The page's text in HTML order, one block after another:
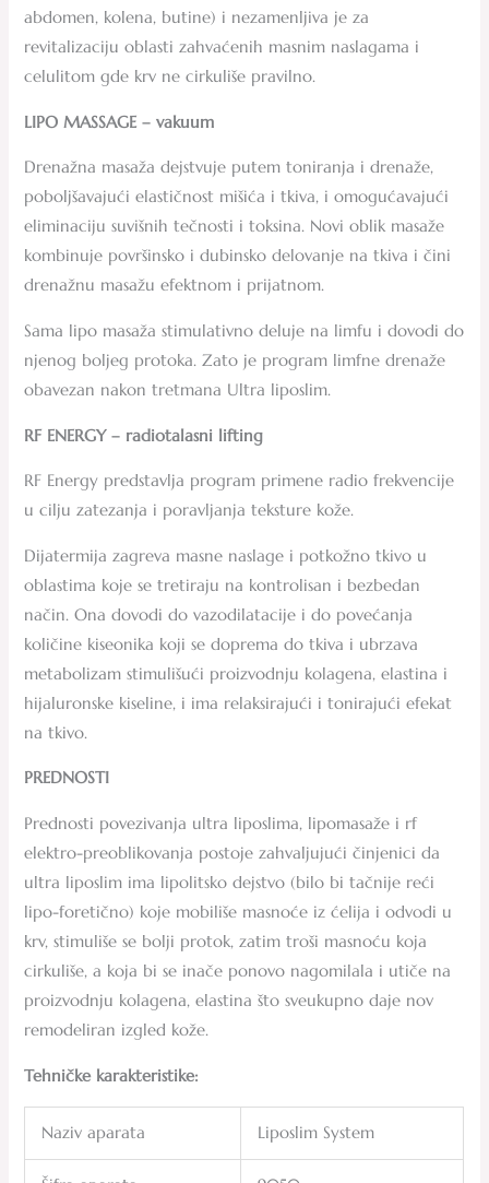
abdomen, kolena, butine) i nezamenljiva je za
revitalizaciju oblasti zahvaćenih masnim naslagama i
celulitom gde krv ne cirkuliše pravilno.
LIPO MASSAGE – vakuum
Drenažna masaža dejstvuje putem toniranja i drenaže,
poboljšavajući elastičnost mišića i tkiva, i omogućavajući
eliminaciju suvišnih tečnosti i toksina. Novi oblik masaže
kombinuje površinsko i dubinsko delovanje na tkiva i čini
drenažnu masažu efektnom i prijatnom.
Sama lipo masaža stimulativno deluje na limfu i dovodi do
njenog boljeg protoka. Zato je program limfne drenaže
obavezan nakon tretmana Ultra liposlim.
RF ENERGY – radiotalasni lifting
RF Energy predstavlja program primene radio frekvencije
u cilju zatezanja i poravljanja teksture kože.
Dijatermija zagreva masne naslage i potkožno tkivo u
oblastima koje se tretiraju na kontrolisan i bezbedan
način. Ona dovodi do vazodilatacije i do povećanja
količine kiseonika koji se doprema do tkiva i ubrzava
metabolizam stimulišući proizvodnju kolagena, elastina i
hijaluronske kiseline, i ima relaksirajući i tonirajući efekat
na tkivo.
PREDNOSTI
Prednosti povezivanja ultra liposlima, lipomasaže i rf
elektro-preoblikovanja postoje zahvaljujući činjenici da
ultra liposlim ima lipolitsko dejstvo (bilo bi tačnije reći
lipo-foretično) koje mobiliše masnoće iz ćelija i odvodi u
krv, stimuliše se bolji protok, zatim troši masnoću koja
cirkuliše, a koja bi se inače ponovo nagomilala i utiče na
proizvodnju kolagena, elastina što sveukupno daje nov
remodeliran izgled kože.
Tehničke karakteristike:
Naziv aparata Liposlim System